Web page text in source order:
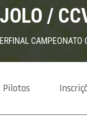
/
Pilotos